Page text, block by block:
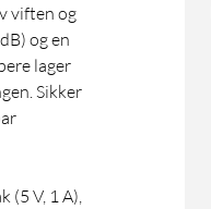
viften og
og en
lager
Sikker
(5 V, 1 A),